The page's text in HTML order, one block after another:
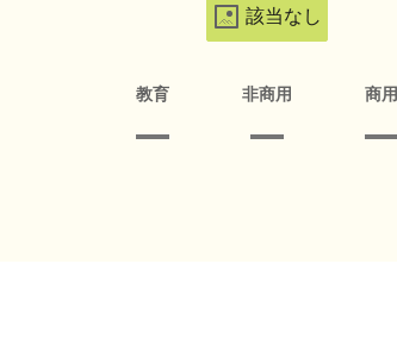
該当なし
教育 非商用 商用